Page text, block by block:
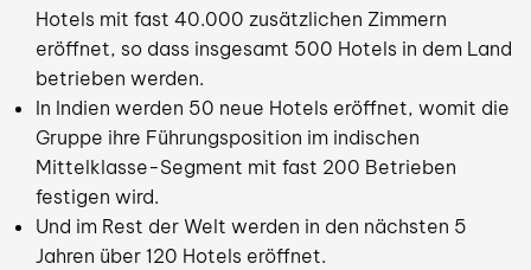
Hotels mit fast 40.000 zusätzlichen Zimmern
eröffnet, so dass insgesamt 500 Hotels in dem Land
betrieben werden.
In Indien werden 50 neue Hotels eröffnet, womit die
Gruppe ihre Führungsposition im indischen
Mittelklasse-Segment mit fast 200 Betrieben
festigen wird.
Und im Rest der Welt werden in den nächsten 5
Jahren über 120 Hotels eröffnet.